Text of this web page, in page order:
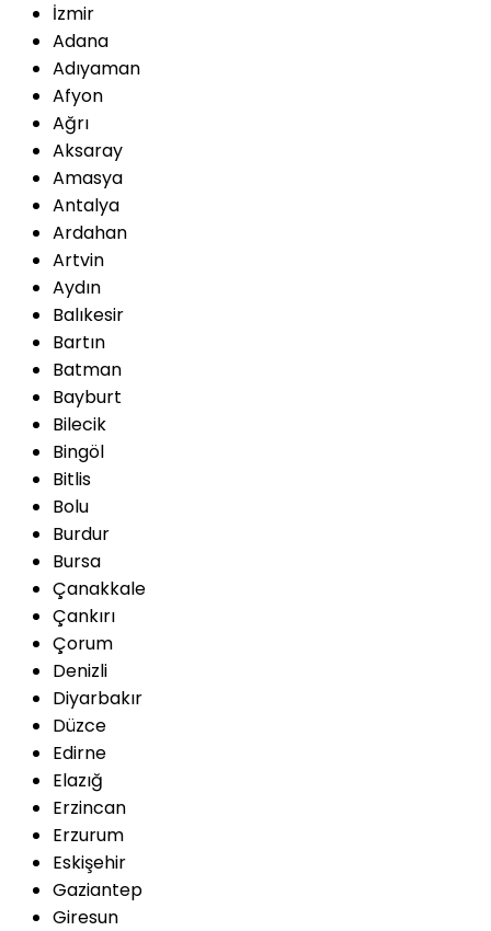
İzmir
Adana
Adıyaman
Afyon
Ağrı
Aksaray
Amasya
Antalya
Ardahan
Artvin
Aydın
Balıkesir
Bartın
Batman
Bayburt
Bilecik
Bingöl
Bitlis
Bolu
Burdur
Bursa
Çanakkale
Çankırı
Çorum
Denizli
Diyarbakır
Düzce
Edirne
Elazığ
Erzincan
Erzurum
Eskişehir
Gaziantep
Giresun